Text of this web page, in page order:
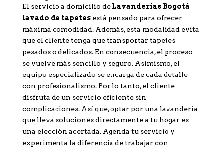
El servicio a domicilio de Lavanderías Bogotá
lavado de tapetesestá pensado para ofrecer
máxima comodidad. Además, esta modalidad evita
que el cliente tenga que transportar tapetes
pesados o delicados. En consecuencia, el proceso
se vuelve más sencillo y seguro. Asimismo, el
equipo especializado se encarga de cada detalle
con profesionalismo. Por lo tanto, el cliente
disfruta de un servicio eficiente sin
complicaciones. Así que, optar por una lavandería
que lleva soluciones directamente a tu hogar es
una elección acertada. Agenda tu servicio y
experimenta la diferencia de trabajar con